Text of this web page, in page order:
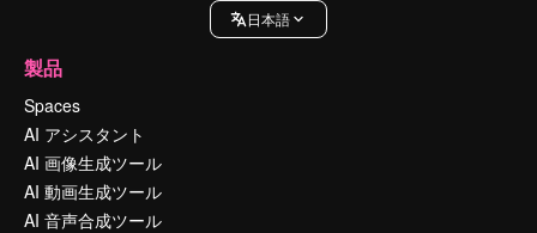
日本語
製品
Spaces
AI アシスタント
AI 画像生成ツール
AI 動画生成ツール
AI 音声合成ツール